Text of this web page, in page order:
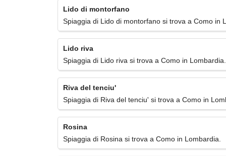
Lido di montorfano
Spiaggia di Lido di montorfano si trova a Como in
Lido riva
Spiaggia di Lido riva si trova a Como in Lombardia.
Riva del tenciu'
Spiaggia di Riva del tenciu' si trova a Como in
Rosina
Spiaggia di Rosina si trova a Como in Lombardia.